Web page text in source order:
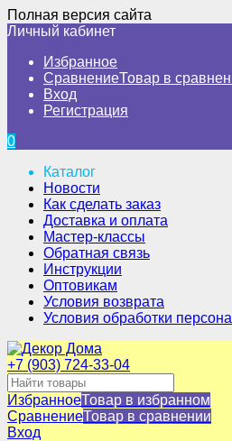
Полная версия сайта
Личный кабинет
Избранное
СравнениеТовар в
Вход
Регистрация
0
Каталог
Новости
Как сделать заказ
Доставка и оплата
Мастер-классы
Обратная связь
Инструкции
Оптовикам
Условия возврата
Условия обработки
+7 (903) 724-33-04
ИзбранноеТовар в избранном
СравнениеТовар в сравнении
Вход